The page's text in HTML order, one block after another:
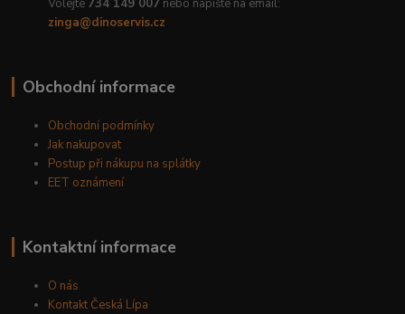
Volejte 734 149 007 nebo napište na email:
zinga@dinoservis.cz
Obchodní informace
Obchodní podmínky
Jak nakupovat
Postup při nákupu na splátky
EET oznámení
Kontaktní informace
O nás
Kontakt Česká Lípa